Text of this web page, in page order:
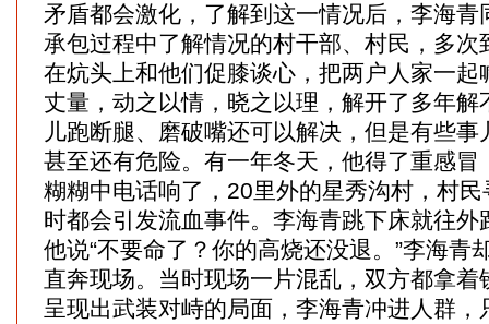
矛盾都会激化，了解到这一情况后，李海青
承包过程中了解情况的村干部、村民，多次
在炕头上和他们促膝谈心，把两户人家一起
丈量，动之以情，晓之以理，解开了多年解
儿跑断腿、磨破嘴还可以解决，但是有些
甚至还有危险。有一年冬天，他得了重感冒
糊糊中电话响了，20里外的星秀沟村，村
时都会引发流血事件。李海青跳下床就往外
他说“不要命了？你的高烧还没退。”李海青
直奔现场。当时现场一片混乱，双方都拿着
呈现出武装对峙的局面，李海青冲进人群，